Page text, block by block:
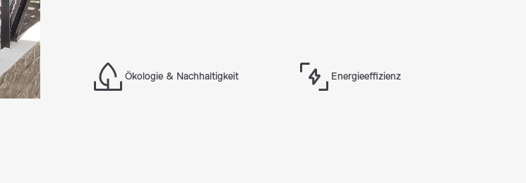
Ökologie & Nachhaltigkeit Energieeffizienz